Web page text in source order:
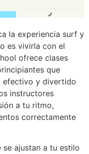
la experiencia surf y
es vivirla con el
ofrece clases
que
efectivo y divertido
instructores
a tu ritmo,
correctamente
ajustan a tu estilo